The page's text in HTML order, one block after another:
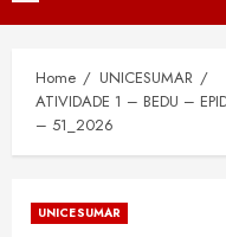
Menu
Home
UNICESUMAR
ATIVIDADE 1 – BEDU –
– 51_2026
UNICESUMAR